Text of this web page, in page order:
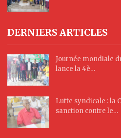
DERNIERS ARTICLES
Journée mondiale
lance la 4è…
Lutte syndicale : la
sanction contre le…